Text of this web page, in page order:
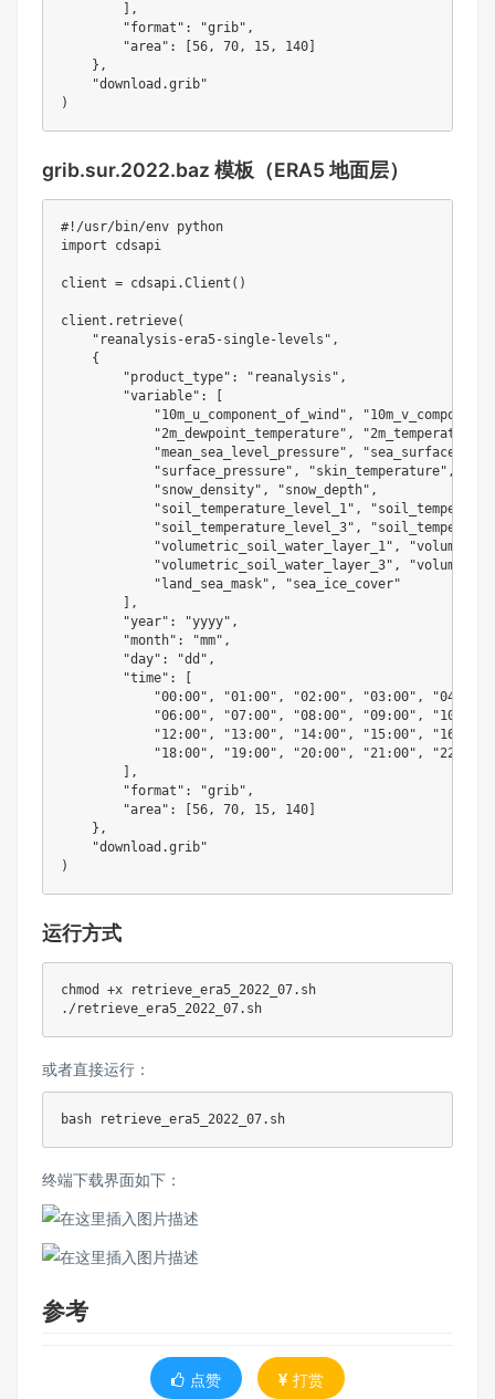
,
"format" : "grib" ,
"area" : 56, 70, 15, 140
} ,
"download.grib"
)
grib.sur.2022.baz 模板（ERA5 地面层）
#!/usr/bin/env python
import cdsapi
client = cdsapi.Client ( )
client . retrieve(
"reanalysis-era5-single-levels" ,
{
"product_type" : "reanalysis" ,
"variable" :
"10m_u_component_of_wind" ,
"2m_dewpoint_temperature" , "2m_temperature"
"mean_sea_level_pressure" ,
"surface_pressure" , "skin_temperature" ,
"snow_density" , "snow_depth" ,
"soil_temperature_level_1" ,
"soil_temperature_level_3" ,
"volumetric_soil_water_layer_1" ,
"volumetric_soil_water_layer_3" ,
"land_sea_mask" ,
"sea_ice_cover"
,
"year" : "yyyy" ,
"month" : "mm" ,
"day" : "dd" ,
"time" :
"00:00" , "01:00" , "02:00" , "03:00" , "04:00"
"06:00" , "07:00" , "08:00" , "09:00" , "10:00"
"12:00" , "13:00" , "14:00" , "15:00" , "16:00"
"18:00" , "19:00" , "20:00" , "21:00" , "22:00"
,
"format" : "grib" ,
"area" : 56, 70, 15, 140
} ,
"download.grib"
)
运行方式
chmod
+x retrieve_era5_2022_07.sh
或者直接运行：
bash
终端下载界面如下：
参考
点赞 打赏